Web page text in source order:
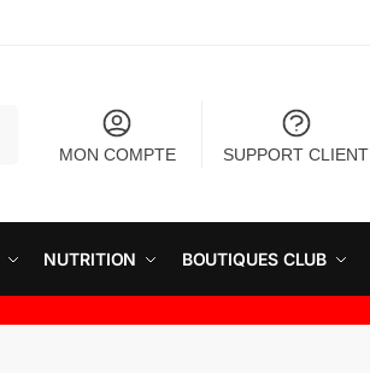
MON COMPTE
SUPPORT CLIENT
NUTRITION BOUTIQUES CLUB